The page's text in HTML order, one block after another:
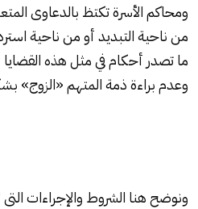
ومحاكم الأسرة تكتظ بالدعاوى
من ناحية التبديد أو من ناحية
ما تصدر أحكام في مثل هذه
وعدم براءة ذمة المتهم «الزوج»
ونوضح هنا الشروط والإجراءات